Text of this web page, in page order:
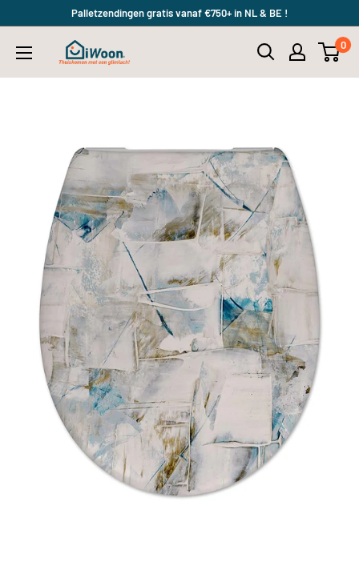
content
Palletzendingen gratis vanaf €750+ in NL & BE !
iWoon.nl 0